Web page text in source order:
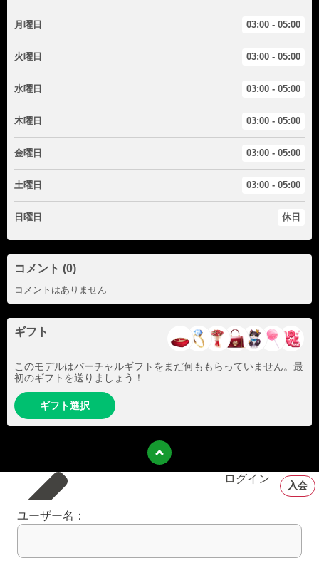
月曜日 03:00 - 05:00
火曜日 03:00 - 05:00
水曜日 03:00 - 05:00
木曜日 03:00 - 05:00
金曜日 03:00 - 05:00
土曜日 03:00 - 05:00
日曜日 休日
コメント (0)
コメントはありません
ギフト
このモデルはバーチャルギフトをまだ何ももらっていません。最
初のギフトを送りましょう！
ギフト選択
ログイン
入会
ユーザー名：